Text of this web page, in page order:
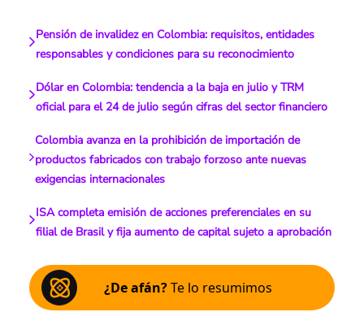
Pensión de invalidez en Colombia: requisitos, entidades
responsables y condiciones para su reconocimiento
Dólar en Colombia: tendencia a la baja en julio y TRM
oficial para el 24 de julio según cifras del sector financiero
Colombia avanza en la prohibición de importación de
productos fabricados con trabajo forzoso ante nuevas
exigencias internacionales
ISA completa emisión de acciones preferenciales en su
filial de Brasil y fija aumento de capital sujeto a aprobación
¿De afán?Te lo resumimos